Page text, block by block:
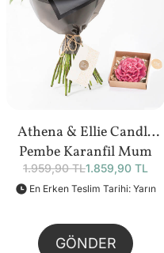
Athena & Ellie Candle
Pembe Karanfil Mum
Bundle
1.959,90 TL1.859,90 TL
En Erken Teslim Tarihi: Yarın
GÖNDER